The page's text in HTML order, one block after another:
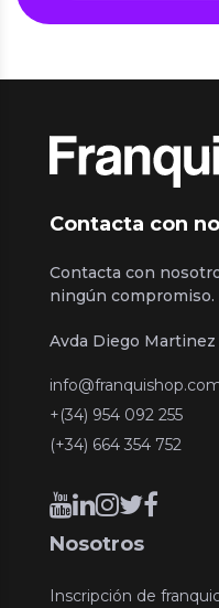
Contacta con
Contacta con
ningún compromiso.
Avda Diego Martinez
+(34) 954 092 255
(+34) 664 354 752
Nosotros
Inscripción de